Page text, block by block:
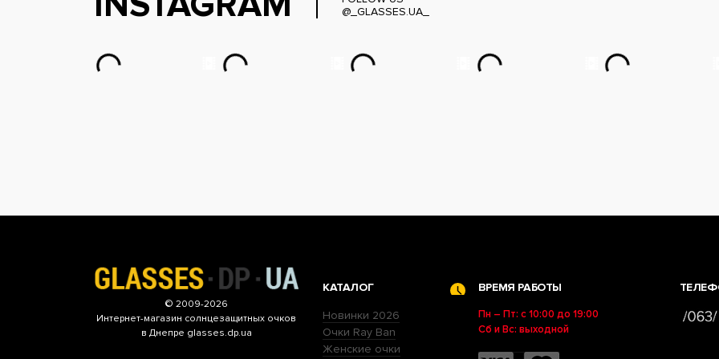
@_GLASSES.UA_
© 2009-2026
Интернет-магазин солнцезащитных очков
в Днепре glasses.dp.ua
КАТАЛОГ
Новинки 2026
Очки Ray Ban
Женские очки
ВРЕМЯ РАБОТЫ
Пн – Пт: с 10:00 до 19:00
Сб и Вс: выходной